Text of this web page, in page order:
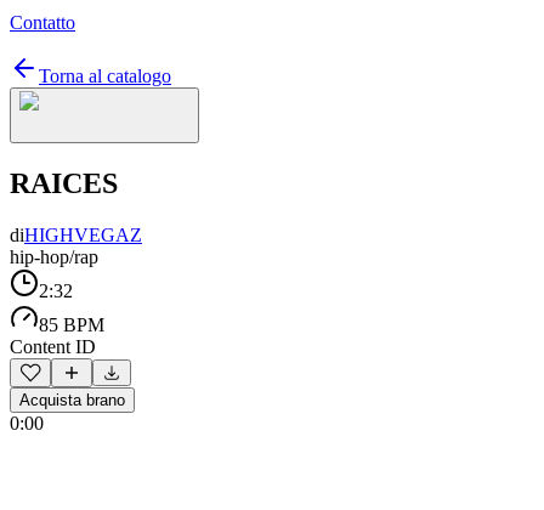
Contatto
Torna al catalogo
RAICES
diHIGHVEGAZ
hip-hop/rap
2:32
85 BPM
Content ID
Acquista brano
0:00